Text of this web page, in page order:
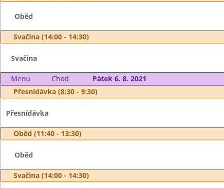
Oběd
Svačina (14:00 - 14:30)
Svačina
Menu Chod
Pátek 6. 8. 2021
Přesnídávka (8:30 - 9:30)
Přesnídávka
Oběd (11:40 - 13:30)
Oběd
Svačina (14:00 - 14:30)